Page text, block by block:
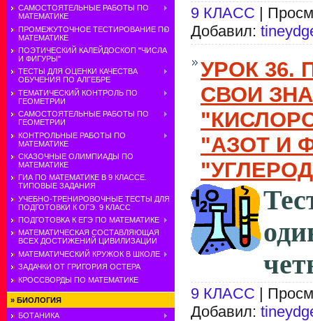
САМОСТОЯТЕЛЬНЫЕ РАБОТЫ ПО
МАТЕМАТИКЕ
ПРОМЕЖУТОЧНОЕ ТЕСТИРОВАНИЕ ПО
МАТЕМАТИКЕ
ПОЭТИЧЕСКИЙ КАЛЕЙДОСКОП "ЧИСЛА
И ФИГУРЫ"
ТЕСТЫ ДЛЯ ОЦЕНКИ КАЧЕСТВА
ОБУЧЕНИЯ ПО АЛГЕБРЕ
ТЕМАТИЧЕСКИЙ КОНТРОЛЬ ПО
ГЕОМЕТРИИ
САМОСТОЯТЕЛЬНЫЕ РАБОТЫ ПО
ГЕОМЕТРИИ
КОНТРОЛЬНЫЕ РАБОТЫ ПО
МАТЕМАТИКЕ
СКАЗОЧНЫЕ ОЛИМПИАДЫ ПО
МАТЕМАТИКЕ
ГИА ПО МАТЕМАТИКЕ В 9 КЛАССЕ.
ТИПОВЫЕ ЗАДАНИЯ
УЧЕБНО-ТРЕНИРОВОЧНЫЕ ТЕСТЫ ДЛЯ
ПОДГОТОВКИ К ОГЭ. 9 КЛАСС
ПОДГОТОВКА К ЕГЭ ПО МАТЕМАТИКЕ
МАТЕМАТИЧЕСКАЯ СОСТАВЛЯЮЩАЯ
ВСЕХ ДОСТИЖЕНИЙ ЦИВИЛИЗАЦИИ
МАТЕМАТИЧЕСКИЙ КРУЖОК В ШКОЛЕ
ЗАДАЧКИ ОТ ГРИГОРИЯ ОСТЕРА
КРОССВОРДЫ ПО МАТЕМАТИКЕ
» БИОЛОГИЯ
БОТАНИКА
9 КЛАСС |
Добавил:
УРОК 36.
СВОИ
"АЗОТ И
9 КЛАСС |
Добавил: